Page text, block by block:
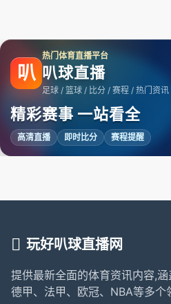
叭
热门体育直播平台
叭球直播
足球 / 篮球 / 比分 / 赛程 / 热门资讯
精彩赛事 一站看全
高清直播 即时比分 赛程提醒
玩好叭球直播网
提供最新全面的体育资讯内容,涵
德甲、法甲、欧冠、NBA等多个